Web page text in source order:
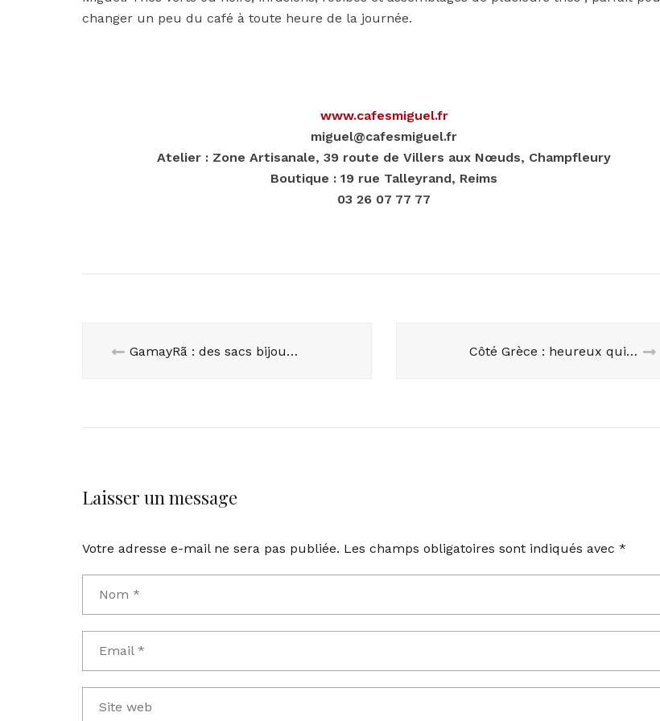
changer un peu du café à toute heure de la journée.
www.cafesmiguel.fr
miguel@cafesmiguel.fr
Atelier : Zone Artisanale, 39 route de Villers aux Nœuds, Champfleury
Boutique : 19 rue Talleyrand, Reims
03 26 07 77 77
GamayRã : des sacs bijoux précieux pour souligner votre style! Côté Grèce : heureux qui comme Ulysse…
Laisser un message
Votre adresse e-mail ne sera pas publiée. Les champs obligatoires sont indiqués avec *